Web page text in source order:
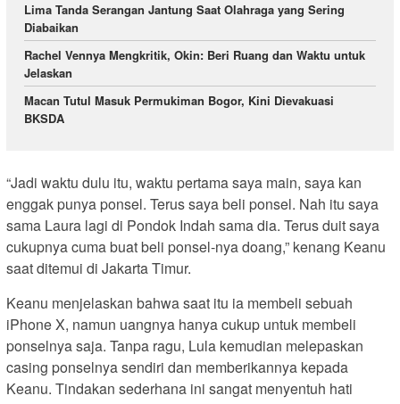
Lima Tanda Serangan Jantung Saat Olahraga yang Sering
Diabaikan
Rachel Vennya Mengkritik, Okin: Beri Ruang dan Waktu untuk
Jelaskan
Macan Tutul Masuk Permukiman Bogor, Kini Dievakuasi
BKSDA
“Jadi waktu dulu itu, waktu pertama saya main, saya kan
enggak punya ponsel. Terus saya beli ponsel. Nah itu saya
sama Laura lagi di Pondok Indah sama dia. Terus duit saya
cukupnya cuma buat beli ponsel-nya doang,” kenang Keanu
saat ditemui di Jakarta Timur.
Keanu menjelaskan bahwa saat itu ia membeli sebuah
iPhone X, namun uangnya hanya cukup untuk membeli
ponselnya saja. Tanpa ragu, Lula kemudian melepaskan
casing ponselnya sendiri dan memberikannya kepada
Keanu. Tindakan sederhana ini sangat menyentuh hati